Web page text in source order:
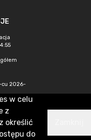
cu 2026-
w celu
z
określić
do